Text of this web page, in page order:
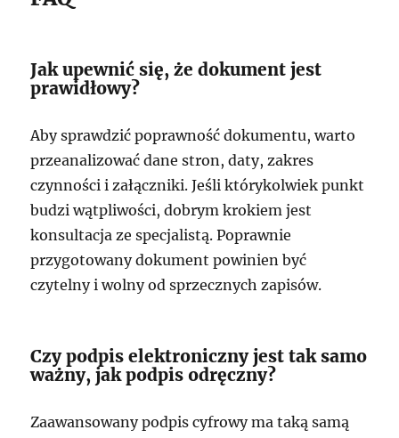
Jak upewnić się, że dokument jest
prawidłowy?
Aby sprawdzić poprawność dokumentu, warto
przeanalizować dane stron, daty, zakres
czynności i załączniki. Jeśli którykolwiek punkt
budzi wątpliwości, dobrym krokiem jest
konsultacja ze specjalistą. Poprawnie
przygotowany dokument powinien być
czytelny i wolny od sprzecznych zapisów.
Czy podpis elektroniczny jest tak samo
ważny, jak podpis odręczny?
Zaawansowany podpis cyfrowy ma taką samą